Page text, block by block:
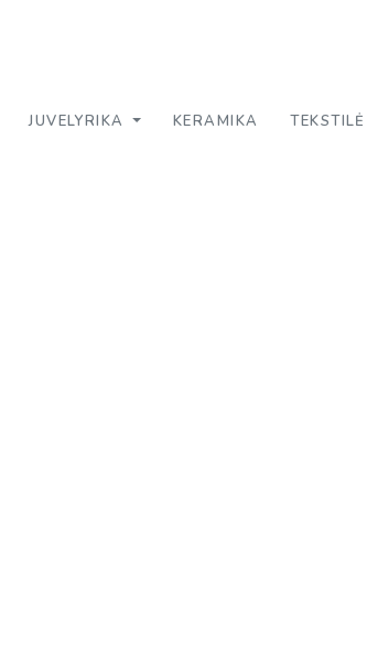
JUVELYRIKA KERAMIKA TEKSTILĖ